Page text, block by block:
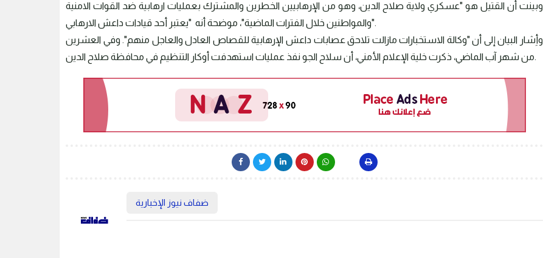
وبينت أن القتيل هو "عسكري ولاية صلاح الدين، وهو من الإرهابيين الخطرين والمشترك بعمليات ارهابية ضد القوات الامنية
والمواطنين خلال الفترات الماضية"، موضحة أنه "يعتبر أحد قيادات داعش الارهابي".
وأِشار البيان إلى أن "وكالة الاستخبارات مازالت تلاحق عصابات داعش الإرهابية للقصاص العادل والعاجل منهم". وفي العشرين
من شهر آب الماضي، ذكرت خلية الإعلام الأمني، أن سلاح الجو نفذ عمليات استهدفت أوكار التنظيم في محافظة صلاح الدين.
ضفاف نيوز الإخبارية